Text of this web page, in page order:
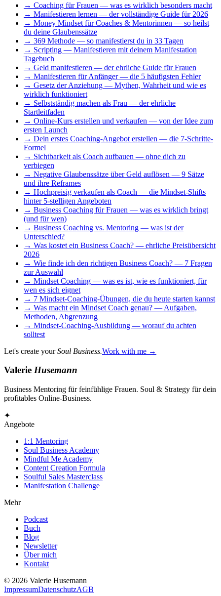
→ Coaching für Frauen — was es wirklich besonders macht
→ Manifestieren lernen — der vollständige Guide für 2026
→ Money Mindset für Coaches & Mentorinnen — so heilst
du deine Glaubenssätze
→ 369 Methode — so manifestierst du in 33 Tagen
→ Scripting — Manifestieren mit deinem Manifestation
Tagebuch
→ Geld manifestieren — der ehrliche Guide für Frauen
→ Manifestieren für Anfänger — die 5 häufigsten Fehler
→ Gesetz der Anziehung — Mythen, Wahrheit und wie es
wirklich funktioniert
→ Selbstständig machen als Frau — der ehrliche
Startleitfaden
→ Online-Kurs erstellen und verkaufen — von der Idee zum
ersten Launch
→ Dein erstes Coaching-Angebot erstellen — die 7-Schritte-
Formel
→ Sichtbarkeit als Coach aufbauen — ohne dich zu
verbiegen
→ Negative Glaubenssätze über Geld auflösen — 9 Sätze
und ihre Reframes
→ Hochpreisig verkaufen als Coach — die Mindset-Shifts
hinter 5-stelligen Angeboten
→ Business Coaching für Frauen — was es wirklich bringt
(und für wen)
→ Business Coaching vs. Mentoring — was ist der
Unterschied?
→ Was kostet ein Business Coach? — ehrliche Preisübersicht
2026
→ Wie finde ich den richtigen Business Coach? — 7 Fragen
zur Auswahl
→ Mindset Coaching — was es ist, wie es funktioniert, für
wen es sich eignet
→ 7 Mindset-Coaching-Übungen, die du heute starten kannst
→ Was macht ein Mindset Coach genau? — Aufgaben,
Methoden, Abgrenzung
→ Mindset-Coaching-Ausbildung — worauf du achten
solltest
Let's create yourSoul Business.Work with me →
Valerie Husemann
Business Mentoring für feinfühlige Frauen. Soul & Strategy für dein
profitables Online-Business.
✦
Angebote
1:1 Mentoring
Soul Business Academy
Mindful Me Academy
Content Creation Formula
Soulful Sales Masterclass
Manifestation Challenge
Mehr
Podcast
Buch
Blog
Newsletter
Über mich
Kontakt
© 2026 Valerie Husemann
ImpressumDatenschutzAGB